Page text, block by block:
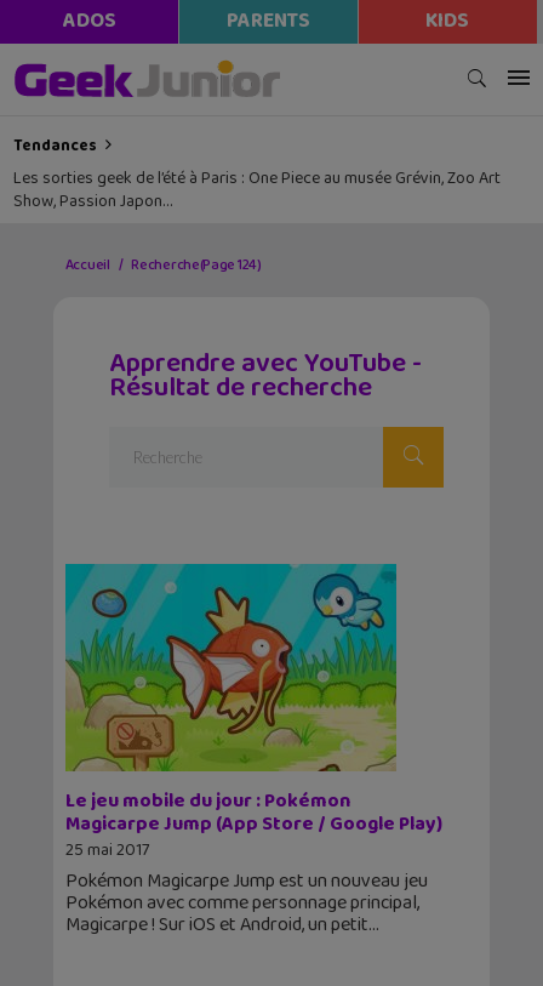
ADOS PARENTS KIDS
Tendances
Les sorties geek de l’été à Paris : One Piece au musée Grévin, Zoo Art
Show, Passion Japon…
Accueil Recherche(Page 124)
Apprendre avec YouTube -
Résultat de recherche
Le jeu mobile du jour : Pokémon
Magicarpe Jump (App Store / Google Play)
25 mai 2017
Pokémon Magicarpe Jump est un nouveau jeu
Pokémon avec comme personnage principal,
Magicarpe ! Sur iOS et Android, un petit